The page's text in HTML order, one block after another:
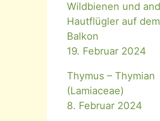
Wildbienen und
Hautflügler auf dem
Balkon
19. Februar 2024
Thymus – Thymian
(Lamiaceae)
8. Februar 2024